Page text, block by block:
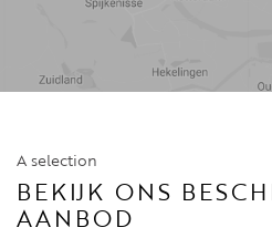
A selection
BEKIJK ONS
AANBOD